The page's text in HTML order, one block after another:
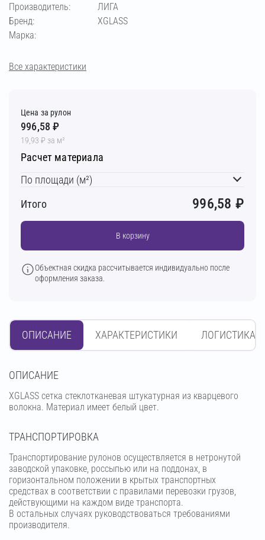
Производитель:
ЛИГА
Бренд:
XGLASS
Марка:
Все характеристики
Цена за рулон
996,58 ₽
19,93 ₽ за м²
Расчет материала
По площади (м²)
Итого
996,58 ₽
В корзину
Объектная скидка рассчитывается индивидуально после
оформления заказа.
ОПИСАНИЕ ХАРАКТЕРИСТИКИ ЛОГИСТИКА
OПИСАНИЕ
XGLASS сетка стеклотканевая штукатурная из кварцевого
волокна. Материал имеет белый цвет.
ТРАНСПОРТИРОВКА
Транспортирование рулонов осуществляется в нетронутой
заводской упаковке, россыпью или на поддонах, в
горизонтальном положении в крытых транспортных
средствах в соответствии с правилами перевозки грузов,
действующими на каждом виде транспорта.
В остальных случаях руководствоваться требованиями
производителя.